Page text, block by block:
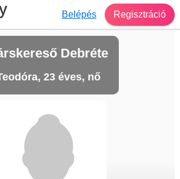
Belépés Regisztráció
Debréte
23 éves, nő